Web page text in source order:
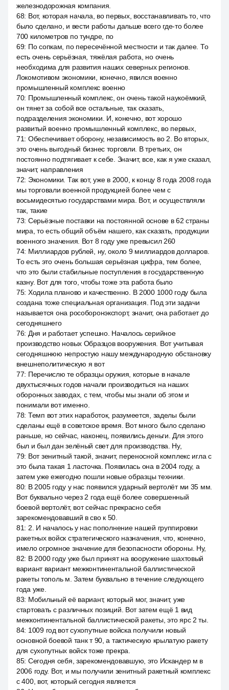
железнодорожная компания.
68: Вот, которая начала, во первых, восстанавливать то, что
было сделано, и вести работы дальше всего где-то более
700 километров по тундре, по
69: По сопкам, по пересечённой местности и так далее. То
есть очень серьёзная, тяжёлая работа, но очень
необходима для развития наших северных регионов.
Локомотивом экономики, конечно, явился военно
промышленный комплекс военно
70: Промышленный комплекс, он очень такой наукоёмкий,
он тянет за собой все остальные, так сказать,
подразделения экономики. И, конечно, вот хорошо
развитый военно промышленный комплекс, во первых,
71: Обеспечивает оборону, независимость во 2. Во вторых,
это очень выгодный бизнес торговли. В третьих, он
постоянно подтягивает к себе. Значит, все, как я уже сказал,
значит, направления
72: Экономики. Так вот, уже в 2000, к концу 8 года 2008 года
мы торговали военной продукцией более чем с
восьмидесятью государствами мира. Вот, и осуществляли
так, такие
73: Серьёзные поставки на постоянной основе в 62 страны
мира, то есть общий объём нашего, как сказать, продукции
военного значения. Вот 8 году уже превысил 260
74: Миллиардов рублей, ну, около 9 миллиардов долларов.
То есть это очень большая серьёзная цифра, тем более,
что это были стабильные поступления в государственную
казну. Вот для того, чтобы тоже эта работа было
75: Ходила планово и качественно. В 2000 1000 году была
создана тоже специальная организация. Под эти задачи
называется она рособоронэкспорт, значит, она работает до
сегодняшнего
76: Дня и работает успешно. Началось серийное
производство новых Образцов вооружения. Вот учитывая
сегодняшнюю непростую нашу международную обстановку
внешнеполитическую я вот
77: Перечислю те образцы оружия, которые в начале
двухтысячных годов начали производиться на наших
оборонных заводах, с тем, чтобы мы знали об этом и
понимали вот именно.
78: Темп вот этих наработок, разумеется, заделы были
сделаны ещё в советское время. Вот много было сделано
раньше, но сейчас, наконец, появились деньги. Для этого
был и был дан зелёный свет для производства. Ну,
79: Вот зенитный такой, значит, переносной комплекс игла с
это была такая 1 ласточка. Появилась она в 2004 году, а
затем уже ежегодно пошли новые образцы техники.
80: В 2005 году у нас появился ударный вертолёт ми 35 мм.
Вот буквально через 2 года ещё более совершенный
боевой вертолёт, вот сейчас прекрасно себя
зарекомендовавший в сво к 50.
81: 2. И началось у нас пополнение нашей группировки
ракетных войск стратегического назначения, что, конечно,
имело огромное значение для безопасности обороны. Ну,
82: В 2000 году уже был принят на вооружение шахтовый
вариант вариант межконтинентальной баллистической
ракеты тополь м. Затем буквально в течение следующего
года уже.
83: Мобильный её вариант, который мог, значит, уже
стартовать с различных позиций. Вот затем ещё 1 вид
межконтинентальной баллистической ракеты, это ярс 2 ты.
84: 1009 год вот сухопутные войска получили новый
основной боевой танк т 90, а тактическую крылатую ракету
для сухопутных войск тоже прекра.
85: Сегодня себя, зарекомендовавшую, это Искандер м в
2006 году. Вот, и мы получили зенитный ракетный комплекс
с 400, вот, который сегодня является